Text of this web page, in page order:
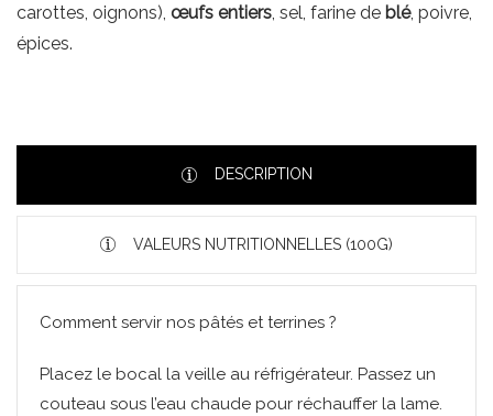
carottes, oignons), œufs entiers , sel, farine de blé, poivre,
épices.
DESCRIPTION
VALEURS NUTRITIONNELLES (100G)
Comment servir nos pâtés et terrines ?
Placez le bocal la veille au réfrigérateur. Passez un
couteau sous l’eau chaude pour réchauffer la lame.